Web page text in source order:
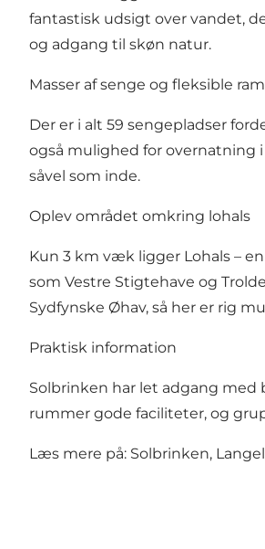
fantastisk udsigt over vandet,
og adgang til skøn natur.
Masser af senge og fleksible
Der er i alt 59 sengepladser
også mulighed for overnatning
såvel som inde.
Oplev området omkring lohals
Kun 3 km væk ligger Lohals –
som Vestre Stigtehave og
Sydfynske Øhav, så her er rig
Praktisk information
Solbrinken har let adgang
rummer gode faciliteter, og
Læs mere på: Solbrinken,